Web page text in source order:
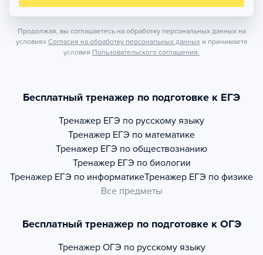
Продолжая, вы соглашаетесь на обработку персональных данных на
условиях Согласия на обработку персональных данных и принимаете
условия Пользовательского соглашения.
Бесплатный тренажер по подготовке к ЕГЭ
Тренажер ЕГЭ по русскому языку
Тренажер ЕГЭ по математике
Тренажер ЕГЭ по обществознанию
Тренажер ЕГЭ по биологии
Тренажер ЕГЭ по информатикеТренажер ЕГЭ по физике
Все предметы
Бесплатный тренажер по подготовке к ОГЭ
Тренажер ОГЭ по русскому языку